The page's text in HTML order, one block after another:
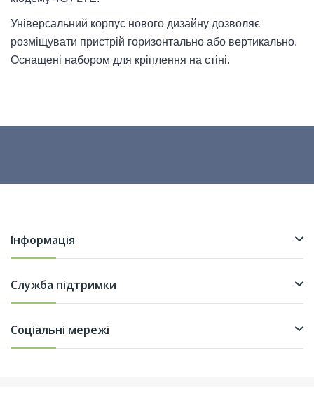
Універсальний корпус нового дизайну дозволяє
розміщувати пристрій горизонтально або вертикально.
Оснащені набором для кріплення на стіні.
Інформація
Служба підтримки
Соціальні мережі